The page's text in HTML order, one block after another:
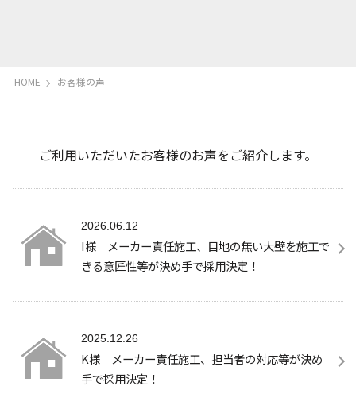
HOME お客様の声
ご利用いただいたお客様のお声をご紹介します。
2026.06.12
I様 メーカー責任施工、目地の無い大壁を施工で
きる意匠性等が決め手で採用決定！
2025.12.26
K様 メーカー責任施工、担当者の対応等が決め
手で採用決定！